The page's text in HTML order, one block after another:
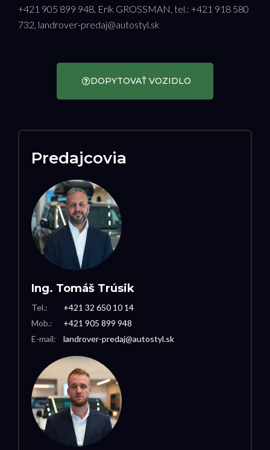
+421 905 899 948, Erik GROSSMAN, tel.: +421 918 580
732, landrover-predaj@autostyl.sk
DOPYTOVAŤ VOZIDLO
Predajcovia
Ing. Tomáš Trúsik
Tel.:
Mob.:
E-mail:
+421 32 650 10 14
+421 905 899 948
landrover-predaj@autostyl.sk